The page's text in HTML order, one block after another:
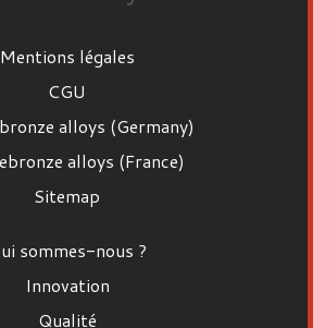
Mentions légales
CGU
alloys (Germany)
alloys (France)
Sitemap
sommes-nous ?
Innovation
Qualité